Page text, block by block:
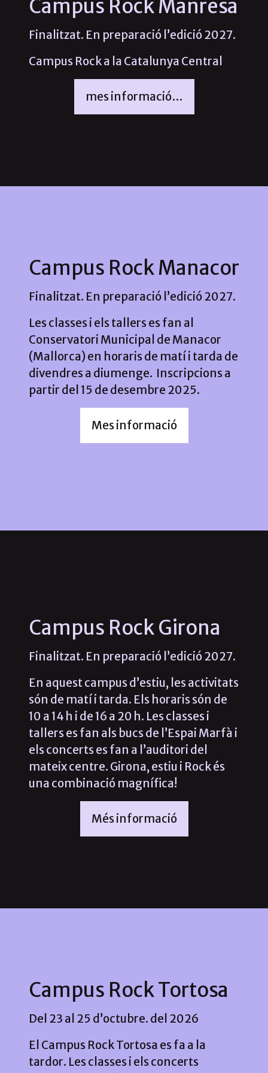
Campus Rock Manresa
Finalitzat. En preparació l’edició 2027.
Campus Rock a la Catalunya Central
mes informació…
Campus Rock Manacor
Finalitzat. En preparació l’edició 2027.
Les classes i els tallers es fan al
Conservatori Municipal de Manacor
(Mallorca) en horaris de matí i tarda de
divendres a diumenge. Inscripcions a
partir del 15 de desembre 2025.
Mes informació
Campus Rock Girona
Finalitzat. En preparació l’edició 2027.
En aquest campus d’estiu, les activitats
són de matí i tarda. Els horaris són de
10 a 14 h i de 16 a 20 h. Les classes i
tallers es fan als bucs de l’Espai Marfà i
els concerts es fan a l’auditori del
mateix centre. Girona, estiu i Rock és
una combinació magnífica!
Més informació
Campus Rock Tortosa
Del 23 al 25 d’octubre. del 2026
El Campus Rock Tortosa es fa a la
tardor. Les classes i els concerts